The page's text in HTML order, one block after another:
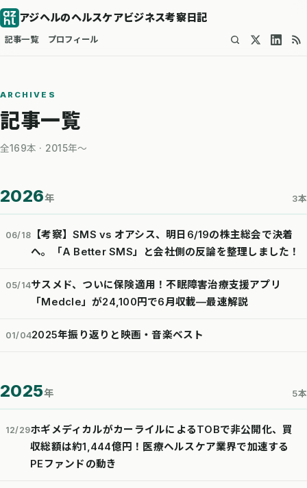
アジヘルのヘルスケアビジネス考察日記
記事一覧 プロフィール
ARCHIVES
記事一覧
全169本 · 2015年〜
2026年 3本
06/18
【考察】SMS vs オアシス、明日6/19の株主総会で決着
へ。「A Better SMS」と会社側の反論を整理しました！
05/14サスメド、ついに保険適用！不眠障害治療支援アプリ
「Medcle」が24,100円で6月収載—最速解説
01/042025年振り返りと映画・音楽ベスト
2025年 5本
12/29ホギメディカルがカーライルによるTOBで非公開化、買
収総額は約1,444億円！医療ヘルスケア業界で加速する
PEファンドの動き